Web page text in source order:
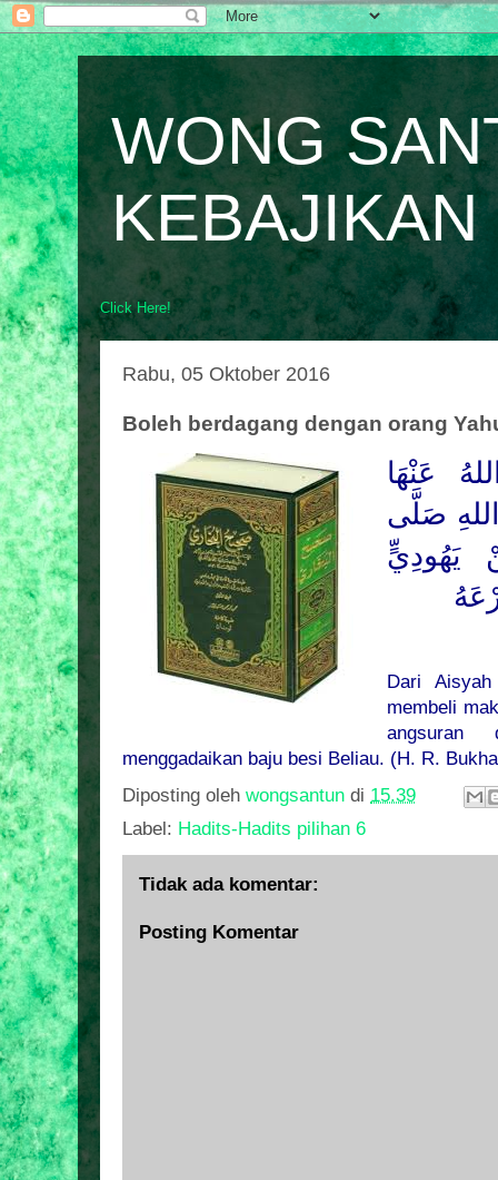
WONG
KEBAJIKAN
Click Here!
Rabu, 05 Oktober 2016
Boleh berdagang dengan orang
عَنْهَا
صَلَّى
Dari
membeli
angsuran
menggadaikan baju besi Beliau. (H. R.
Diposting oleh wongsantun di 15.39
Label: Hadits-Hadits pilihan 6
Tidak ada komentar:
Posting Komentar